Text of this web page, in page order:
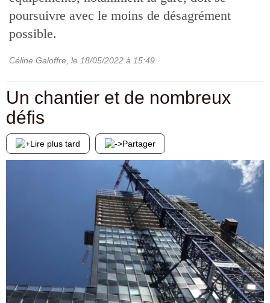
poursuivre avec le moins de désagrément
possible.
Céline Galoffre , le 18/05/2022 à 15:49
Un chantier et de nombreux
défis
Lire plus tard Partager